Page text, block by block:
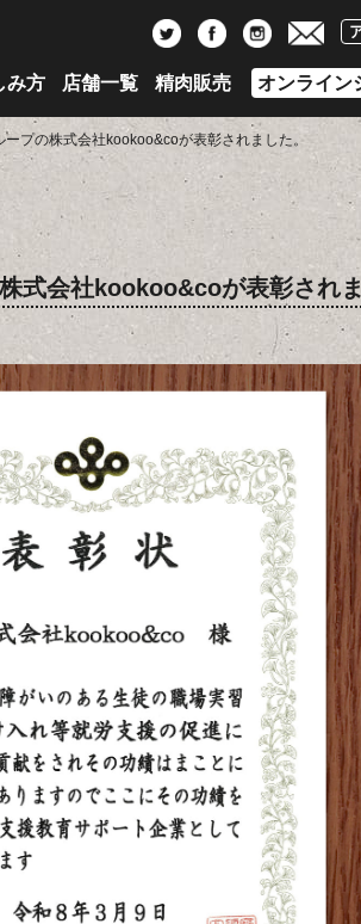
み方 店舗一覧 精肉販売 オンライン
プの株式会社kookoo&coが表彰されました。
式会社kookoo&coが表彰されま